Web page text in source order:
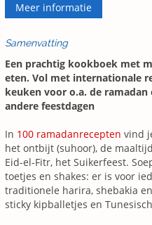
Meer informatie
Samenvatting
Een prachtig kookboek met
eten. Vol met internationale
keuken voor o.a. de
andere feestdagen
In 100 ramadanrecepten vind
het ontbijt (suhoor), de
Eid-el-Fitr, het Suikerfeest.
toetjes en shakes: er is voor
traditionele harira, shebakia
sticky kipballetjes en